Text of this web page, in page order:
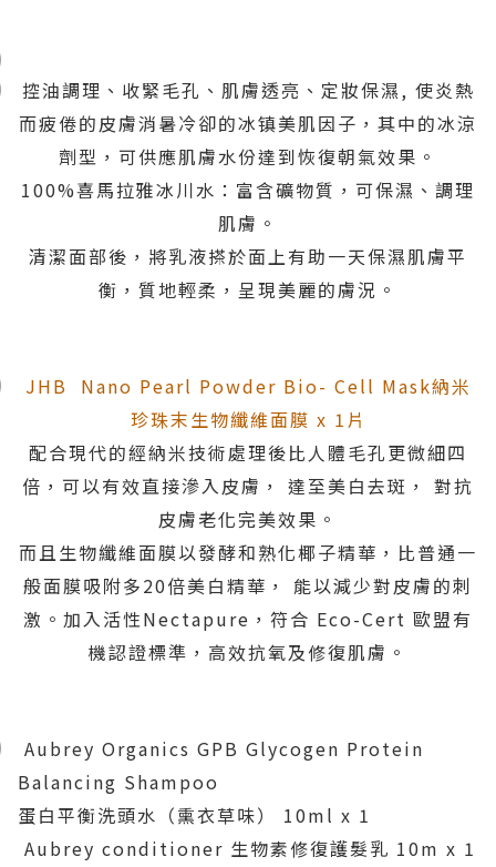
控油調理、收緊毛孔、肌膚透亮、定妝保濕, 使炎熱
而疲倦的皮膚消暑冷卻的冰镇美肌因子，其中的冰涼
劑型，可供應肌膚水份達到恢復朝氣效果。
100%喜馬拉雅冰川水：富含礦物質，可保濕、調理
肌膚。
清潔面部後，將乳液搽於面上有助一天保濕肌膚平
衡，質地輕柔， 呈現美麗的膚況。
JHB Nano Pearl Powder Bio- Cell Mask納米
珍珠末生物纖維面膜 x 1片
配合現代的經納米技術處理後比人體毛孔更微細四
倍，可以有效直接滲入皮膚， 達至美白去斑， 對抗
皮膚老化完美效果。
而且生物纖維面膜以發酵和熟化椰子精華，比普通一
般面膜吸附多20倍美白精華， 能以減少對皮膚的刺
激。加入活性Nectapure，符合 Eco-Cert 歐盟有
機認證標準，高效抗氧及修復肌膚。
Aubrey Organics GPB Glycogen Protein
Balancing Shampoo
蛋白平衡洗頭水（熏衣草味） 10ml x 1
Aubrey conditioner 生物素修復護髮乳 10m x 1